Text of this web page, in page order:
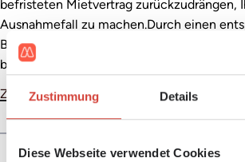
Zustimmung Details
Diese Webseite verwendet Cookies
befristeten Mietvertrag zurückzudrängen,
Ausnahmefall zu machen.Durch einen
Befristungsabschlag kann die Motivation
befris…
Zur Seite